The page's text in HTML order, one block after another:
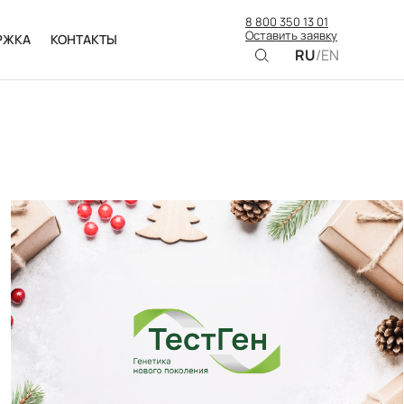
КОНТАКТЫ
8 800 350 13 01
Оставить заявку
RU/EN